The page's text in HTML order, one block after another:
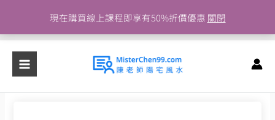
現在購買線上課程即享有50%折價優惠 關閉
主
容